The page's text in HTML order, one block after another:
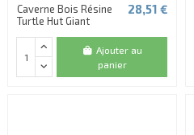
Caverne Bois Résine
Turtle Hut Giant
28,51 €
Ajouter au
panier